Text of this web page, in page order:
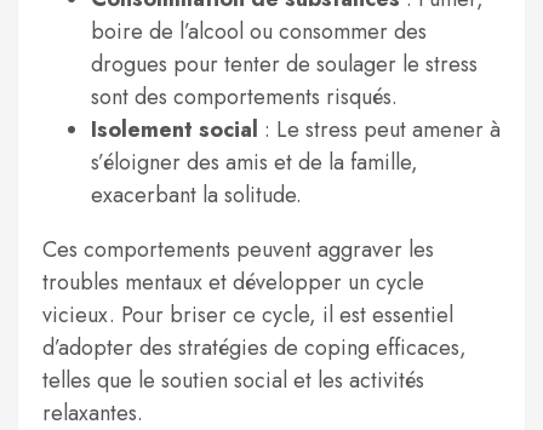
boire de l’alcool ou consommer des
drogues pour tenter de soulager le stress
sont des comportements risqués.
Isolement social : Le stress peut amener à
s’éloigner des amis et de la famille,
exacerbant la solitude.
Ces comportements peuvent aggraver les
troubles mentaux et développer un cycle
vicieux. Pour briser ce cycle, il est essentiel
d’adopter des stratégies de coping efficaces,
telles que le soutien social et les activités
relaxantes.